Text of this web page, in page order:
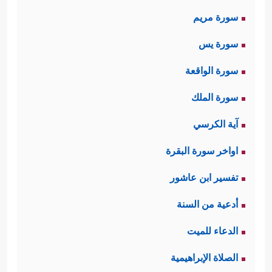
هذه السورة بالليل
والأنثى
یَغۡشَىٰ
إِذَا تَجَلَّىٰ
خَلَقَ ٱلذَّكَرَ وَٱلۡأُنثَىٰۤ﴾
وهذا القسَم كأنه
سورة مريم
سورة يس
سورة الواقعة
سورة الملك
آية الكرسي
اواخر سورة البقرة
تفسير ابن عاشور
أدعية من السنة
الدعاء للميت
الصلاة الإبراهيمية